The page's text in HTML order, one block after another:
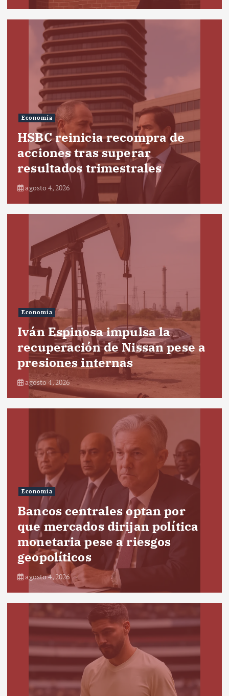
Economía
HSBC reinicia recompra de
acciones tras superar
resultados trimestrales
agosto 4, 2026
Economía
Iván Espinosa impulsa la
recuperación de Nissan pese a
presiones internas
agosto 4, 2026
Economía
Bancos centrales optan por
que mercados dirijan política
monetaria pese a riesgos
geopolíticos
agosto 4, 2026